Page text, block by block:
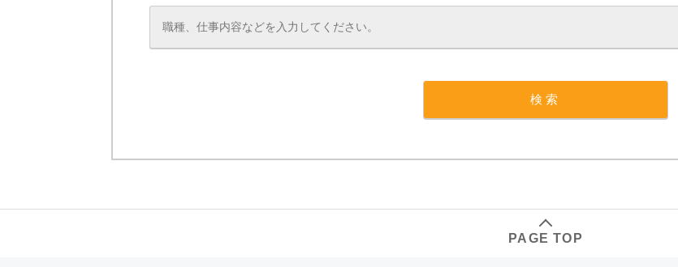
PAGE TOP